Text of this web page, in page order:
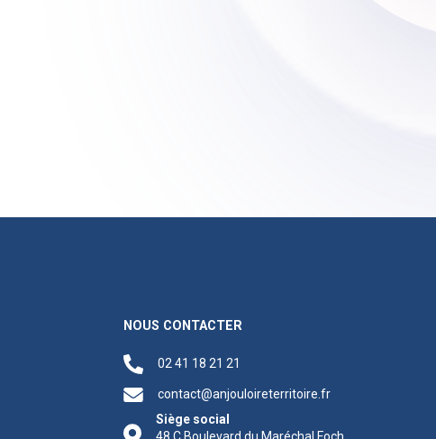
NOUS CONTACTER
02 41 18 21 21
contact@anjouloireterritoire.fr
Siège social